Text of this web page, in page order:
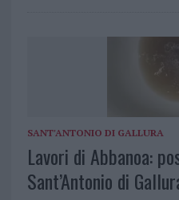
SANT'ANTONIO DI GALLURA
Lavori di Abbanoa:
Sant’Antonio di